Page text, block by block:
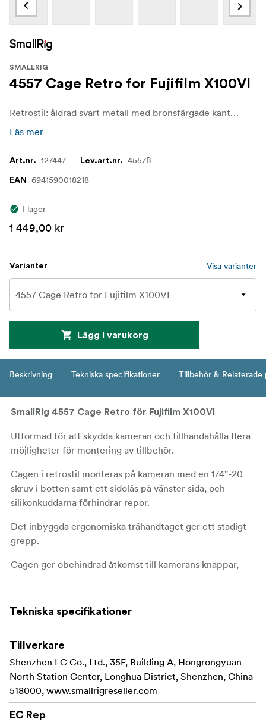
SMALLRIG
4557 Cage Retro for Fujifilm X100VI
Retrostil: åldrad svart metall med bronsfärgade kanter och gyllene nitar. Cagen är tillverkad av aluminiumlegering och är robust och hållbar för att skydda din kamera
Läs mer
Art.nr. 127447 Lev.art.nr. 4557B
EAN 6941590018218
I lager
1 449,00 kr
Varianter Visa varianter
Lägg i varukorg
Beskrivning Tekniska specifikationer Tillbehör & Relaterade
SmallRig 4557 Cage Retro för Fujifilm X100VI
Utformad för att skydda kameran och tillhandahålla flera
möjligheter för montering av tillbehör.
Cagen i retrostil monteras på kameran med en 1/4"-20
skruv i botten samt ett sidolås på vänster sida, och
silikonkuddarna förhindrar repor.
Det inbyggda ergonomiska trähandtaget ger ett stadigt
grepp.
Cagen ger obehindrad åtkomst till kamerans knappar,
dina behov:
1/4"-20 gängat hål, ARRI 3/8"-16 monteringshål,
tillbehörsskofäste, remhål mm.
Den är också kompatibel med Smallrig topphandtag
, mikrofon 3487 , RGB-videolampa
,
handledsrem
, mm.
Dessutom finns en Arca-Swiss snabbkopplingsplatta på
Tekniska specifikationer
Tillverkare
Shenzhen LC Co., Ltd., 35F, Building A, Hongrongyuan
North Station Center, Longhua District, Shenzhen, China
518000, www.smallrigreseller.com
EC Rep